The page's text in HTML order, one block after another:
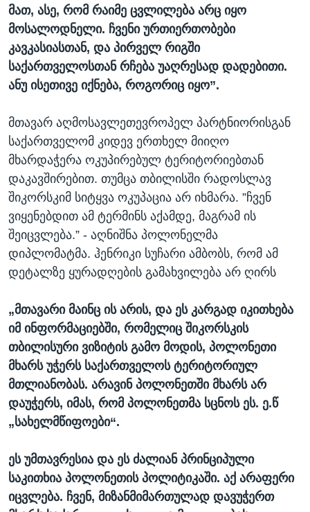
მათ, ასე, რომ რაიმე ცვლილება არც იყო
მოსალოდნელი. ჩვენი ურთიერთობები
კავკასიასთან, და პირველ რიგში
საქართველოსთან რჩება უაღრესად დადებითი.
ანუ ისეთივე იქნება, როგორიც იყო”.
მთავარ აღმოსავლეთევროპელ პარტნიორისგან
საქართველომ კიდევ ერთხელ მიიღო
მხარდაჭერა ოკუპირებულ ტერიტორიებთან
დაკავშირებით. თუმცა თბილისში რადოსლავ
შიკორსკიმ სიტყვა ოკუპაცია არ იხმარა. ”ჩვენ
ვიყენებდით ამ ტერმინს აქამდე, მაგრამ ის
შეიცვლება.” - აღნიშნა პოლონელმა
დიპლომატმა. ჰენრიკი სუჩარი ამბობს, რომ ამ
დეტალზე ყურადღების გამახვილება არ ღირს
„მთავარი მაინც ის არის, და ეს კარგად იკითხება
იმ ინფორმაციებში, რომელიც შიკორსკის
თბილისური ვიზიტის გამო მოდის, პოლონეთი
მხარს უჭერს საქართველოს ტერიტორიულ
მთლიანობას. არავინ პოლონეთში მხარს არ
დაუჭერს, იმას, რომ პოლონეთმა სცნოს ეს. ე.წ
„სახელმწიფოები“.
ეს უმთავრესია და ეს ძალიან პრინციპული
საკითხია პოლონეთის პოლიტიკაში. აქ არაფერი
იცვლება. ჩვენ, მიზანმიმართულად დავუჭერთ